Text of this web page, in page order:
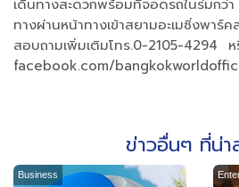
เดินทางสะดวกพร้อมที่จอดรถในร่มกว่
ทางผ่านหน้าทางเข้าสยามอะเมซิ่งพาร์
สอบถามเพิ่มเติมโทร.0-2105-4294 ห
facebook.com/
ข่าวอื่นๆ ที่น่า
Business